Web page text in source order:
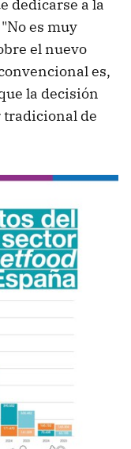
dedicarse a la
es muy
el nuevo
es,
la decisión
tradicional de